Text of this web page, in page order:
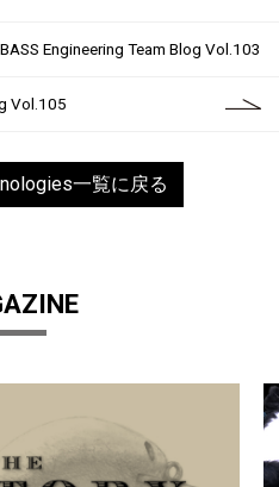
Engineering Team Blog Vol.103
Vol.105
一覧に戻る